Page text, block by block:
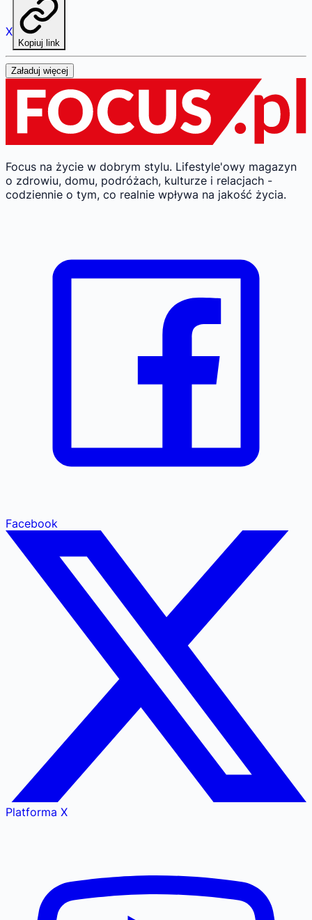
X
Kopiuj link
Załaduj więcej
Focus na życie w dobrym stylu. Lifestyle'owy magazyn
o zdrowiu, domu, podróżach, kulturze i relacjach -
codziennie o tym, co realnie wpływa na jakość życia.
Facebook
Platforma X